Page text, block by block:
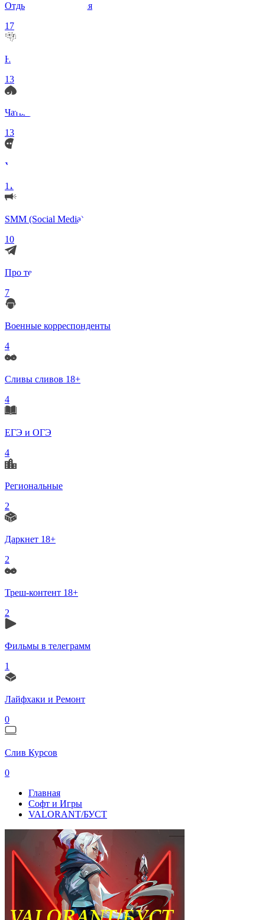
Отдых и Развлечения
17
Нейросети и ИИ
13
Чаты по интересам
13
Удаленка (Работа)
11
SMM (Social Media)
10
Про телеграмм
7
Военные корреспонденты
4
Сливы сливов 18+
4
ЕГЭ и ОГЭ
4
Региональные
2
Даркнет 18+
2
Треш-контент 18+
2
Фильмы в телеграмм
1
Лайфхаки и Ремонт
0
Слив Курсов
0
Главная
Софт и Игры
VALORANT/БУСТ